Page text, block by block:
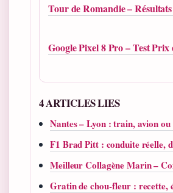
Tour de Romandie – Résultats
Google Pixel 8 Pro – Test
4 ARTICLES LIES
Nantes – Lyon : train, avion
F1 Brad Pitt : conduite réelle,
Meilleur Collagène Marin –
Gratin de chou-fleur : recette,